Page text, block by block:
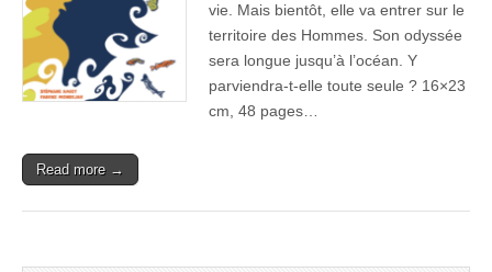
vie. Mais bientôt, elle va entrer sur le
territoire des Hommes. Son odyssée
sera longue jusqu’à l’océan. Y
parviendra-t-elle toute seule ? 16×23
cm, 48 pages…
Read more →